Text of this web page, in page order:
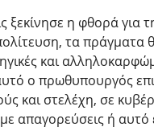
ξεκίνησε η φθορά
τα
και
ο πρωθυπουργός
και στελέχη, σε
απαγορεύσεις ή αυτό